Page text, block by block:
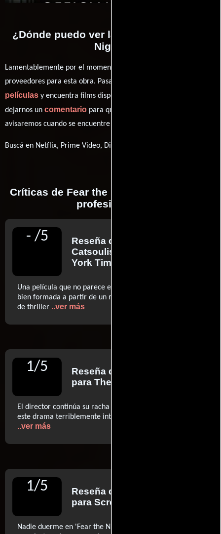
¿Dónde puedo ver la películas Fear the
Night?
Lamentablemente por el momento no contamos con enlaces a
proveedores para esta obra. Pasa por nuestro catálogo de
películas y encuentra films disponibles. También puedes
dejarnos un comentario para que le demos prioridad y te
avisaremos cuando se encuentre disponible
Buscá en Netflix, Prime Video, Disney+
Críticas de Fear the Night realizadas por
profesionales
- /5 Reseña de
Catsoulis
York Times
Una película que no parece escrita por LaBute, sino más
bien formada a partir de un montón de tópicos trillados
de thriller ..ver más
1/5 Reseña de
para The Guardian
El director continúa su racha de películas terribles con
este drama terriblemente interpretado y sin gracia (...)
..ver más
1/5 Reseña de
para Screen Anarchy
Nadie duerme en 'Fear the Night', así que mejor échate